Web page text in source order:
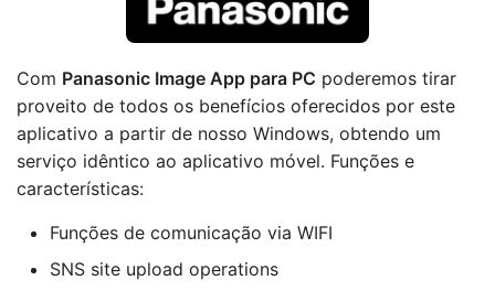
Com Panasonic Image App para PC poderemos tirar
proveito de todos os benefícios oferecidos por este
aplicativo a partir de nosso Windows, obtendo um
serviço idêntico ao aplicativo móvel. Funções e
características:
Funções de comunicação via WIFI
SNS site upload operations